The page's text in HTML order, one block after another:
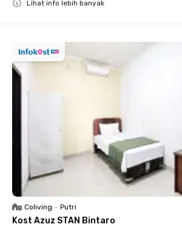
Lihat info lebih banyak
Coliving • Putri
Kost Azuz STAN Bintaro